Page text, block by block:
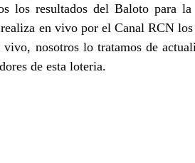
los resultados del Baloto para
en vivo por el Canal RCN
nosotros lo tratamos de
de esta loteria.